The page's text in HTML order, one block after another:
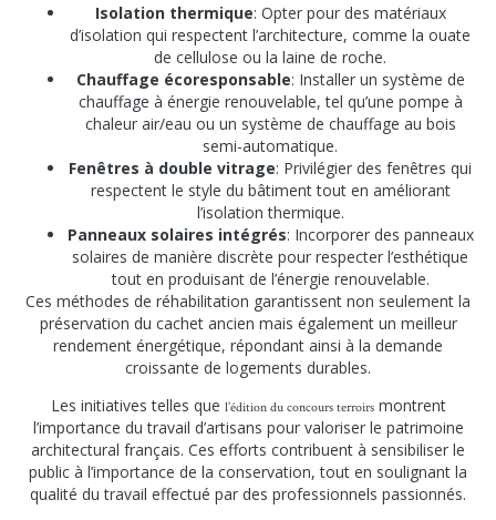
Isolation thermique: Opter pour des matériaux
d’isolation qui respectent l’architecture, comme la ouate
de cellulose ou la laine de roche.
Chauffage écoresponsable: Installer un système de
chauffage à énergie renouvelable, tel qu’une pompe à
chaleur air/eau ou un système de chauffage au bois
semi-automatique.
Fenêtres à double vitrage: Privilégier des fenêtres qui
respectent le style du bâtiment tout en améliorant
l’isolation thermique.
Panneaux solaires intégrés: Incorporer des panneaux
solaires de manière discrète pour respecter l’esthétique
tout en produisant de l’énergie renouvelable.
Ces méthodes de réhabilitation garantissent non seulement la
préservation du cachet ancien mais également un meilleur
rendement énergétique, répondant ainsi à la demande
croissante de logements durables.
Les initiatives telles que l’édition du concours terroirsmontrent
l’importance du travail d’artisans pour valoriser le patrimoine
architectural français. Ces efforts contribuent à sensibiliser le
public à l’importance de la conservation, tout en soulignant la
qualité du travail effectué par des professionnels passionnés.